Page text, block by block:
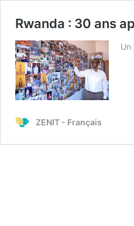
Rwanda : 30 ans
Un
ZENIT - Français